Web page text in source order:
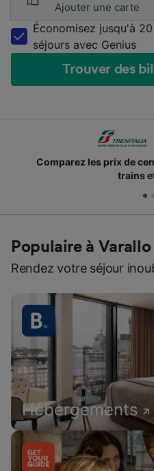
Ajouter une carte
Économisez jusqu'à
séjours avec Genius
Trouver des
Comparez les prix de
trains
Populaire à
Rendez votre séjour
Hébergements